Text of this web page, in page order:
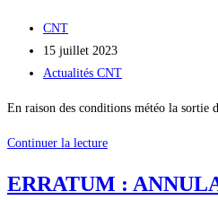
:
en
raison
prévisions
fort
Auteur/autrice
de
la
CNT
Publication
publiée :
15 juillet 2023
Post
Actualités CNT
En raison des conditions météo la sortie
Continuer la lectureAnnulation
la
ERRATUM :